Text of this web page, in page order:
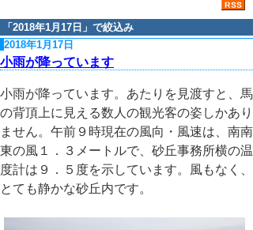
「 2018年1月17日 」で絞込み
2018年1月17日
小雨が降っています
小雨が降っています。あたりを見渡すと、馬
の背頂上に見える数人の観光客の姿しかあり
ません。午前９時現在の風向・風速は、南南
東の風１．３メートルで、砂丘事務所横の温
度計は９．５度を示しています。風もなく、
とても静かな砂丘内です。